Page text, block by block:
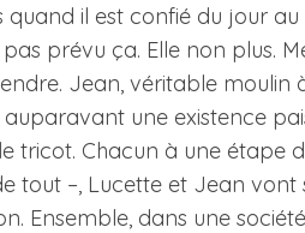
quand il est confié du jour
pas prévu ça. Elle non plus.
Jean, véritable moulin
une existence
tricot. Chacun à une étape
tout –, Lucette et Jean
Ensemble, dans une